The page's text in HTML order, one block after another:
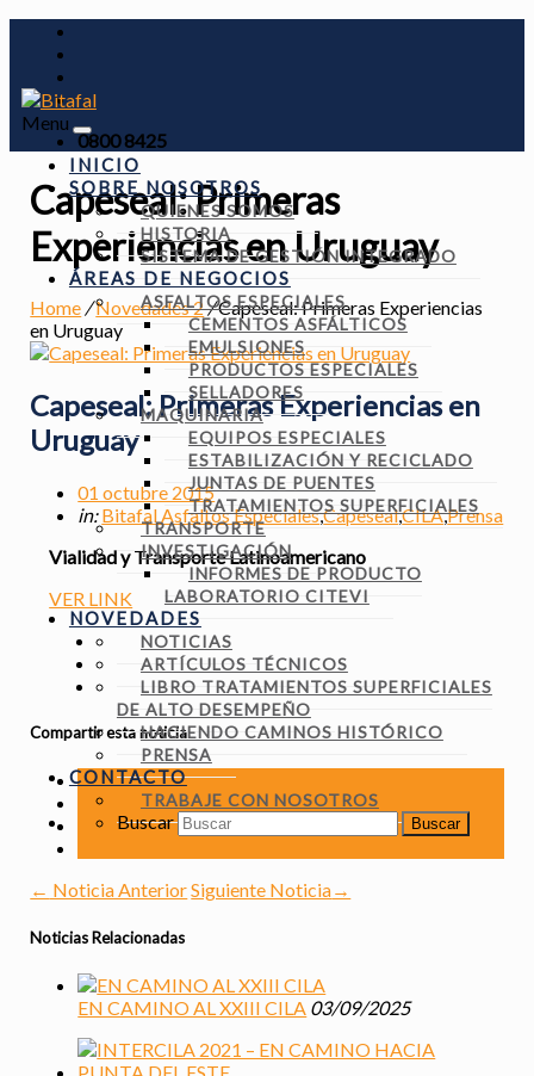
0800 8425
Menu
INICIO
SOBRE NOSOTROS
QUIENES SOMOS
HISTORIA
SISTEMA DE GESTIÓN INTEGRADO
ÁREAS DE NEGOCIOS
ASFALTOS ESPECIALES
CEMENTOS ASFÁLTICOS
EMULSIONES
PRODUCTOS ESPECIALES
SELLADORES
MAQUINARIA
EQUIPOS ESPECIALES
ESTABILIZACIÓN Y RECICLADO
JUNTAS DE PUENTES
TRATAMIENTOS SUPERFICIALES
TRANSPORTE
INVESTIGACIÓN
INFORMES DE PRODUCTO
LABORATORIO CITEVI
NOVEDADES
NOTICIAS
ARTÍCULOS TÉCNICOS
LIBRO TRATAMIENTOS SUPERFICIALES
DE ALTO DESEMPEÑO
HACIENDO CAMINOS HISTÓRICO
PRENSA
CONTACTO
TRABAJE CON NOSOTROS
Buscar
Capeseal: Primeras
Experiencias en Uruguay
Home /Novedades 2/Capeseal: Primeras Experiencias
en Uruguay
Capeseal: Primeras Experiencias en
Uruguay
01 octubre 2015
in:Bitafal Asfaltos Especiales,Capeseal,CILA,Prensa
Vialidad y Transporte Latinoamericano
VER LINK
Compartir esta noticia
← Noticia AnteriorSiguiente Noticia→
Noticias Relacionadas
EN CAMINO AL XXIII CILA 03/09/2025